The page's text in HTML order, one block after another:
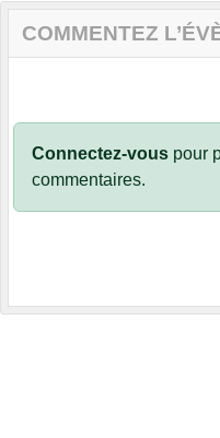
COMMENTEZ
Connectez-vous pour
commentaires.